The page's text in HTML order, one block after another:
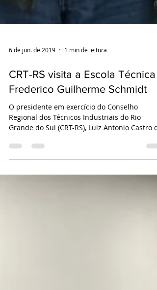
6 de jun. de 2019 1 min de leitura
Frederico Guilherme Schmidt
O presidente em exercício do Conselho
Regional dos Técnicos Industriais do Rio
Santos,...